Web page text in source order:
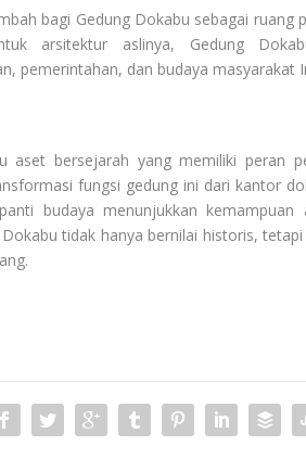
bagi Gedung Dokabu sebagai ruang
arsitektur aslinya, Gedung
pemerintahan, dan budaya masyarakat
aset bersejarah yang memiliki peran
fungsi gedung ini dari kantor
budaya menunjukkan
tidak hanya bernilai historis,